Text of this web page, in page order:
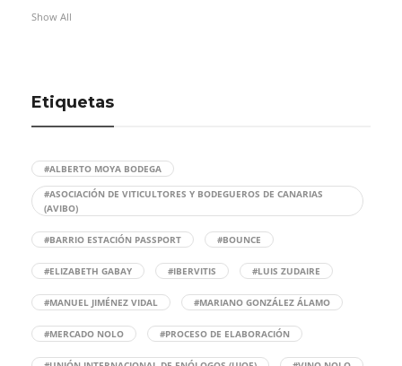
Show All
Etiquetas
#ALBERTO MOYA BODEGA
#ASOCIACIÓN DE VITICULTORES Y BODEGUEROS DE CANARIAS
(AVIBO)
#BARRIO ESTACIÓN PASSPORT #BOUNCE
#ELIZABETH GABAY #IBERVITIS #LUIS ZUDAIRE
#MANUEL JIMÉNEZ VIDAL #MARIANO GONZÁLEZ ÁLAMO
#MERCADO NOLO #PROCESO DE ELABORACIÓN